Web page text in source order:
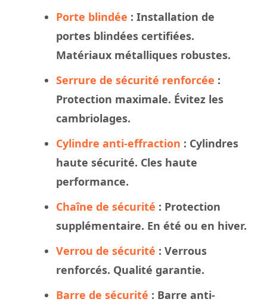
Porte blindée : Installation de
portes blindées certifiées.
Matériaux métalliques robustes.
Serrure de sécurité renforcée :
Protection maximale. Évitez les
cambriolages.
Cylindre anti-effraction : Cylindres
haute sécurité. Cles haute
performance.
Chaîne de sécurité : Protection
supplémentaire. En été ou en hiver.
Verrou de sécurité : Verrous
renforcés. Qualité garantie.
Barre de sécurité : Barre anti-